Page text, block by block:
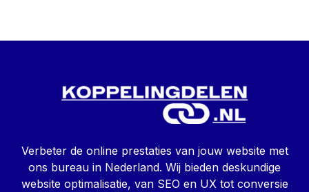
Verbeter de online prestaties van jouw website met
ons bureau in Nederland. Wij bieden deskundige
website optimalisatie, van SEO en UX tot conversie